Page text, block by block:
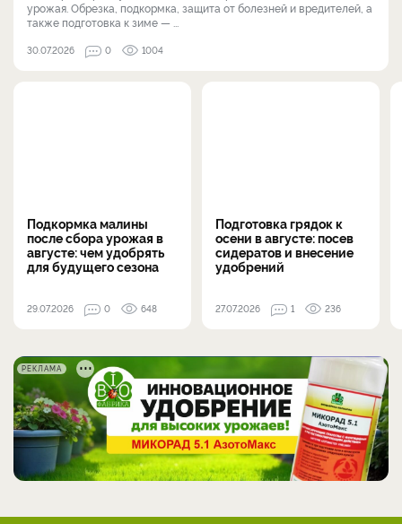
урожая. Обрезка, подкормка, защита от болезней и вредителей, а
также подготовка к зиме — ...
30.07.2026 0 1004
Подкормка малины
после сбора урожая в
августе: чем удобрять
для будущего сезона
29.07.2026 0 648
Подготовка грядок к
осени в августе: посев
сидератов и внесение
удобрений
27.07.2026 1 236
РЕКЛАМА